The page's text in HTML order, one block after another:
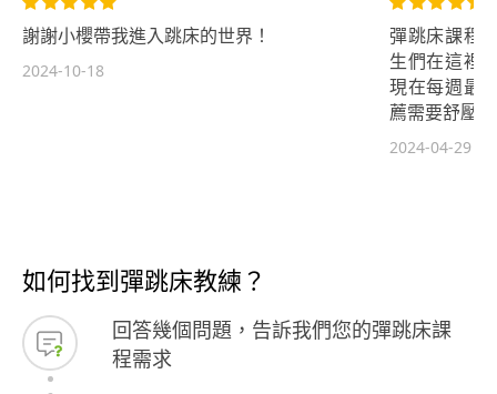
謝謝小櫻帶我進入跳床的世界！
2024-10-18
彈跳床課程
生們在這裡
現在每週最
薦需要舒壓
2024-04-29
如何找到彈跳床教練？
回答幾個問題，告訴我們您的彈跳床課
程需求